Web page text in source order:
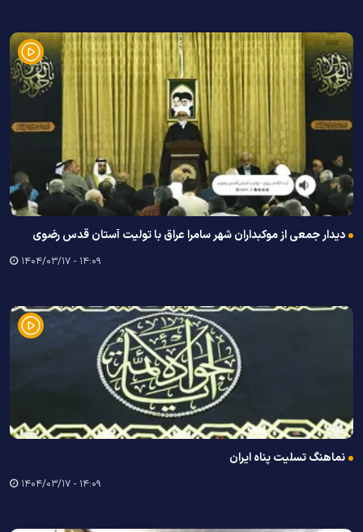
دیدار جمعی از موکبداران شهر سامرا عراق با تولیت آستان قدس رضوی
۱۴:۰۹ - ۱۴۰۴/۰۳/۱۷
نماهنگ تسلیت پناه ایران
۱۴:۰۹ - ۱۴۰۴/۰۳/۱۷